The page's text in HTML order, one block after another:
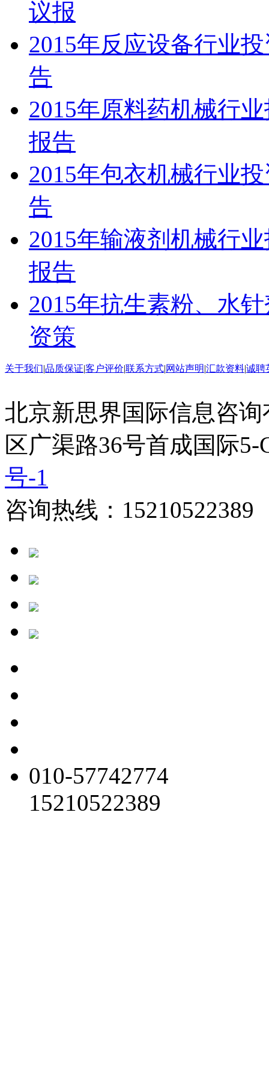
议报
2015年反应设备行业
告
2015年原料药机械行
报告
2015年包衣机械行业
告
2015年输液剂机械行
报告
2015年抗生素粉、水
资策
关于我们|品质保证|客户评价|联系方式|网站声明|汇款资料|诚聘
北京新思界国际信息咨
区广渠路36号首成国际
号-1
咨询热线：
010-57742774
15210522389